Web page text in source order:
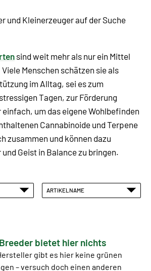
und Kleinerzeuger auf der Suche
sind weit mehr als nur ein Mittel
Menschen schätzen sie als
im Alltag, sei es zum
Tagen, zur Förderung
einfach, um das eigene Wohlbefinden
Cannabinoide und Terpene
zusammen und können dazu
Geist in Balance zu bringen.
ARTIKELNAME
bietet hier nichts
gibt es hier keine grünen
– versuch doch einen anderen